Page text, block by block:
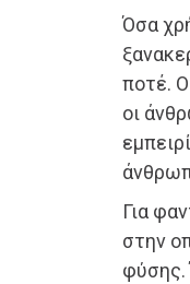
Όσα
ποτέ. Ο
οι
Για
στην
φύσης.